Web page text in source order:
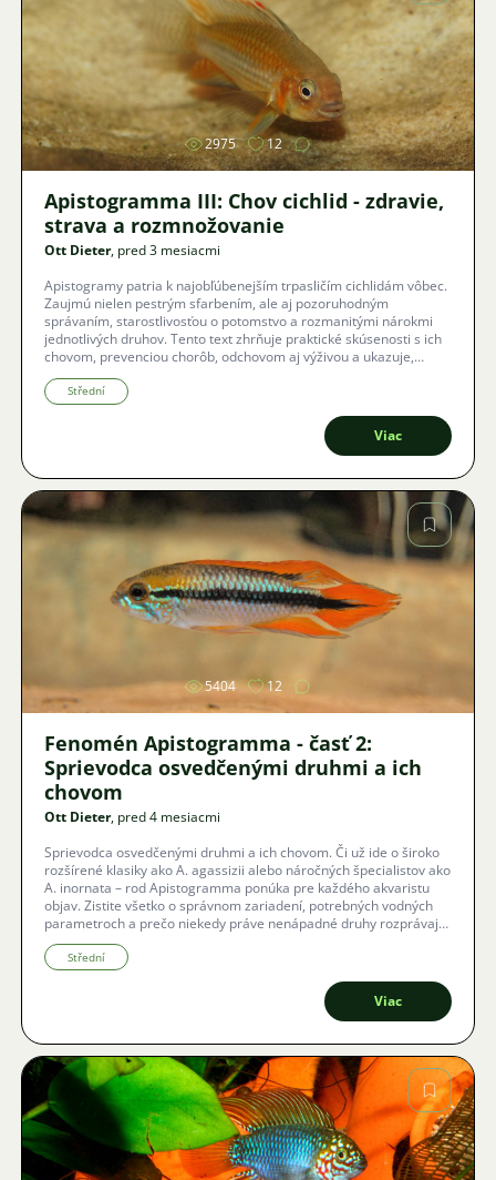
Obrázok
2975 12
Apistogramma III: Chov cichlid - zdravie,
strava a rozmnožovanie
Ott Dieter, pred 3 mesiacmi
Apistogramy patria k najobľúbenejším trpasličím cichlidám vôbec.
Zaujmú nielen pestrým sfarbením, ale aj pozoruhodným
správaním, starostlivosťou o potomstvo a rozmanitými nárokmi
jednotlivých druhov. Tento text zhrňuje praktické skúsenosti s ich
chovom, prevenciou chorôb, odchovom aj výživou a ukazuje,
prečo sú cichlidy pre akvaristov tak atraktívne.
Střední
Viac
Obrázok
5404 12
Fenomén Apistogramma - časť 2:
Sprievodca osvedčenými druhmi a ich
chovom
Ott Dieter, pred 4 mesiacmi
Sprievodca osvedčenými druhmi a ich chovom. Či už ide o široko
rozšírené klasiky ako A. agassizii alebo náročných špecialistov ako
A. inornata – rod Apistogramma ponúka pre každého akvaristu
objav. Zistite všetko o správnom zariadení, potrebných vodných
parametroch a prečo niekedy práve nenápadné druhy rozprávajú
najzaujímavejšie príbehy.
Střední
Viac